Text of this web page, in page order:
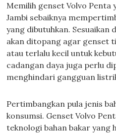
Memilih genset Volvo Penta
Jambi sebaiknya
yang dibutuhkan. Sesuaikan
akan ditopang agar genset
atau terlalu kecil untuk
cadangan daya juga perlu
menghindari gangguan
Pertimbangkan pula jenis
konsumsi. Genset Volvo
teknologi bahan bakar yang